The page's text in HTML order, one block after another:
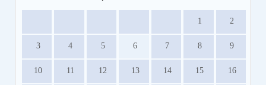
1 2
3 4 5 6 7 8 9
10 11 12 13 14 15 16